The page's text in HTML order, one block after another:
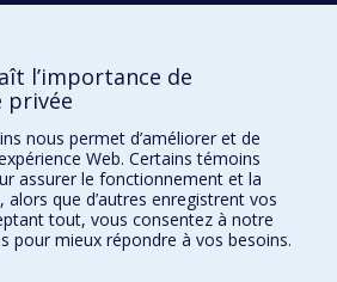
SCIENCES
l’importance de
privée
nous permet d’améliorer et de
Web. Certains témoins
assurer le fonctionnement et la
alors que d’autres enregistrent vos
tout, vous consentez à notre
pour mieux répondre à vos besoins.